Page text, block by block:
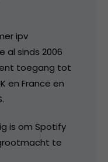
ipv
al sinds 2006
toegang tot
en France en
is om Spotify
te